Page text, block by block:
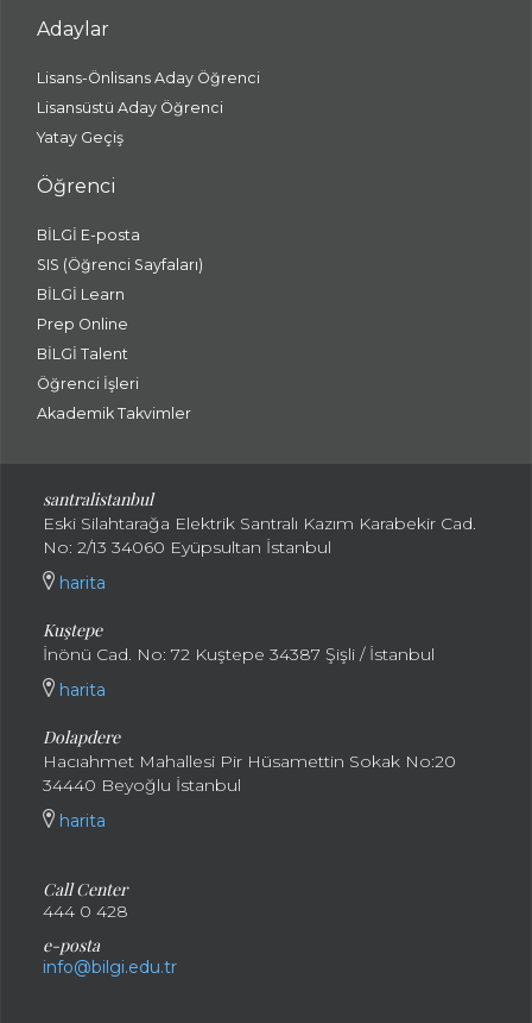
Adaylar
Lisans-Önlisans Aday Öğrenci
Lisansüstü Aday Öğrenci
Yatay Geçiş
Öğrenci
BİLGİ E-posta
SIS (Öğrenci Sayfaları)
BİLGİ Learn
Prep Online
BİLGİ Talent
Öğrenci İşleri
Akademik Takvimler
santralistanbul
Eski Silahtarağa Elektrik Santralı Kazım Karabekir Cad.
No: 2/13 34060 Eyüpsultan İstanbul
harita
Kuştepe
İnönü Cad. No: 72 Kuştepe 34387 Şişli / İstanbul
harita
Dolapdere
Hacıahmet Mahallesi Pir Hüsamettin Sokak No:20
34440 Beyoğlu İstanbul
harita
Call Center
444 0 428
e-posta
info@bilgi.edu.tr